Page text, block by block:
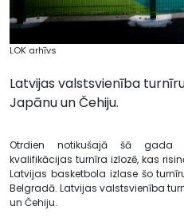
LOK arhīvs
Latvijas valstsvienība
Japānu un Čehiju.
Otrdien notikušajā šā gada
kvalifikācijas turnīra izlozē, kas
Latvijas basketbola izlase šo
Belgradā. Latvijas valstsvienība
un Čehiju.